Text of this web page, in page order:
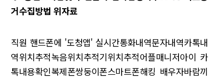
거수집방법 위자료
직원 핸드폰에 '도청앱' 실시간통화내역문자내역카톡내
역위치추적녹음위치추적기위치추적어플매니저아이 카
톡내용확인복제폰쌍둥이폰스마트폰해킹 배우자바람끼